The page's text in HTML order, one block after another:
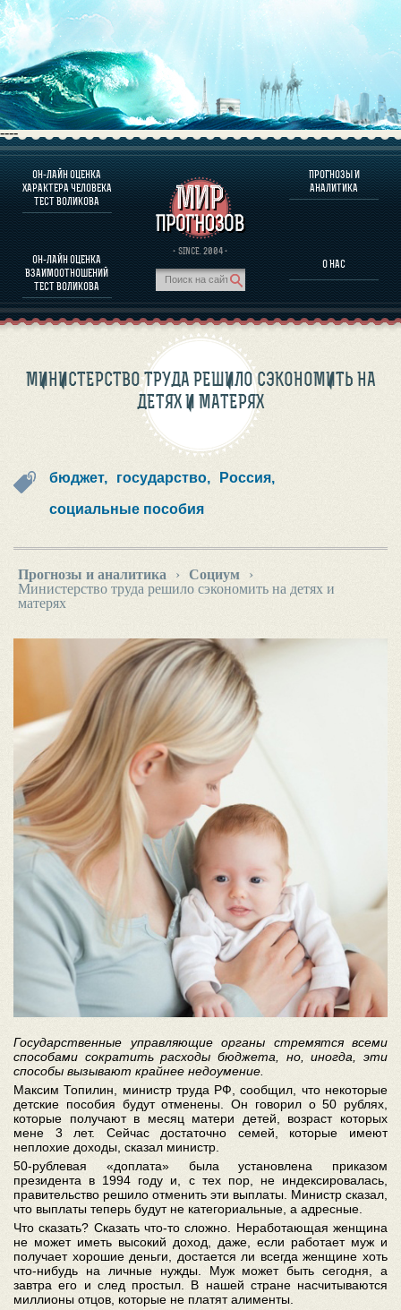
----
ОН-ЛАЙН ОЦЕНКА
ХАРАКТЕРА ЧЕЛОВЕКА
ТЕСТ ВОЛИКОВА
ОН-ЛАЙН ОЦЕНКА
ВЗАИМООТНОШЕНИЙ
ТЕСТ ВОЛИКОВА
· SINCE. 2004 ·
ПРОГНОЗЫ И
АНАЛИТИКА
О НАС
О ПРОГРАММЕ
ОЦЕНКА ХАРАКТЕРA ЧЕЛОВЕКА
ОЦЕНКА ХАРАКТЕРА ВЫДАЮЩИХСЯ ЛИЧНОСТЕЙ
О ПРОГРАММЕ
ПРОГНОЗЫ И АНАЛИТИКА
МИНИСТЕРСТВО ТРУДА РЕШИЛО СЭКОНОМИТЬ НА
ДЕТЯХ И МАТЕРЯХ
бюджет, государство, Россия,
социальные пособия
Прогнозы и аналитика › Социум
›
Министерство труда решило сэкономить на детях и
матерях
Государственные управляющие органы стремятся всеми
способами сократить расходы бюджета, но, иногда, эти
способы вызывают крайнее недоумение.
Максим Топилин, министр труда РФ, сообщил, что некоторые
детские пособия будут отменены. Он говорил о 50 рублях,
которые получают в месяц матери детей, возраст которых
мене 3 лет. Сейчас достаточно семей, которые имеют
неплохие доходы, сказал министр.
50-рублевая «доплата» была установлена приказом
президента в 1994 году и, с тех пор, не индексировалась,
правительство решило отменить эти выплаты. Министр сказал,
что выплаты теперь будут не категориальные, а адресные.
Что сказать? Сказать что-то сложно. Неработающая женщина
не может иметь высокий доход, даже, если работает муж и
получает хорошие деньги, достается ли всегда женщине хоть
что-нибудь на личные нужды. Муж может быть сегодня, а
завтра его и след простыл. В нашей стране насчитываются
миллионы отцов, которые не платят алименты.